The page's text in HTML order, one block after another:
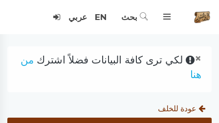
بحث EN عربي
× لكي ترى كافة البيانات فضلاً اشترك من
هنا
عودة للخلف